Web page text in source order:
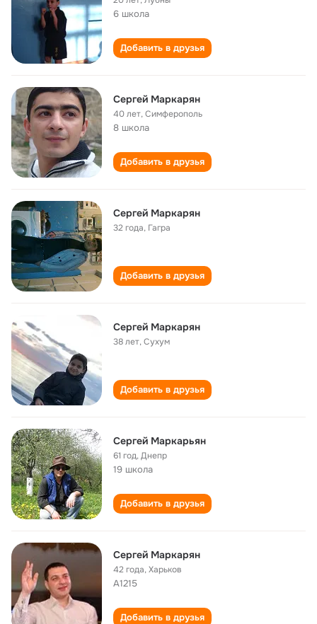
6 школа
Добавить в друзья
Сергей Маркарян
40 лет,Симферополь
8 школа
Добавить в друзья
Сергей Маркарян
32 года, Гагра
Добавить в друзья
Сергей Маркарян
38 лет,Сухум
Добавить в друзья
Сергей Маркарьян
61 год,Днепр
19 школа
Добавить в друзья
Сергей Маркарян
42 года,Харьков
А1215
Добавить в друзья